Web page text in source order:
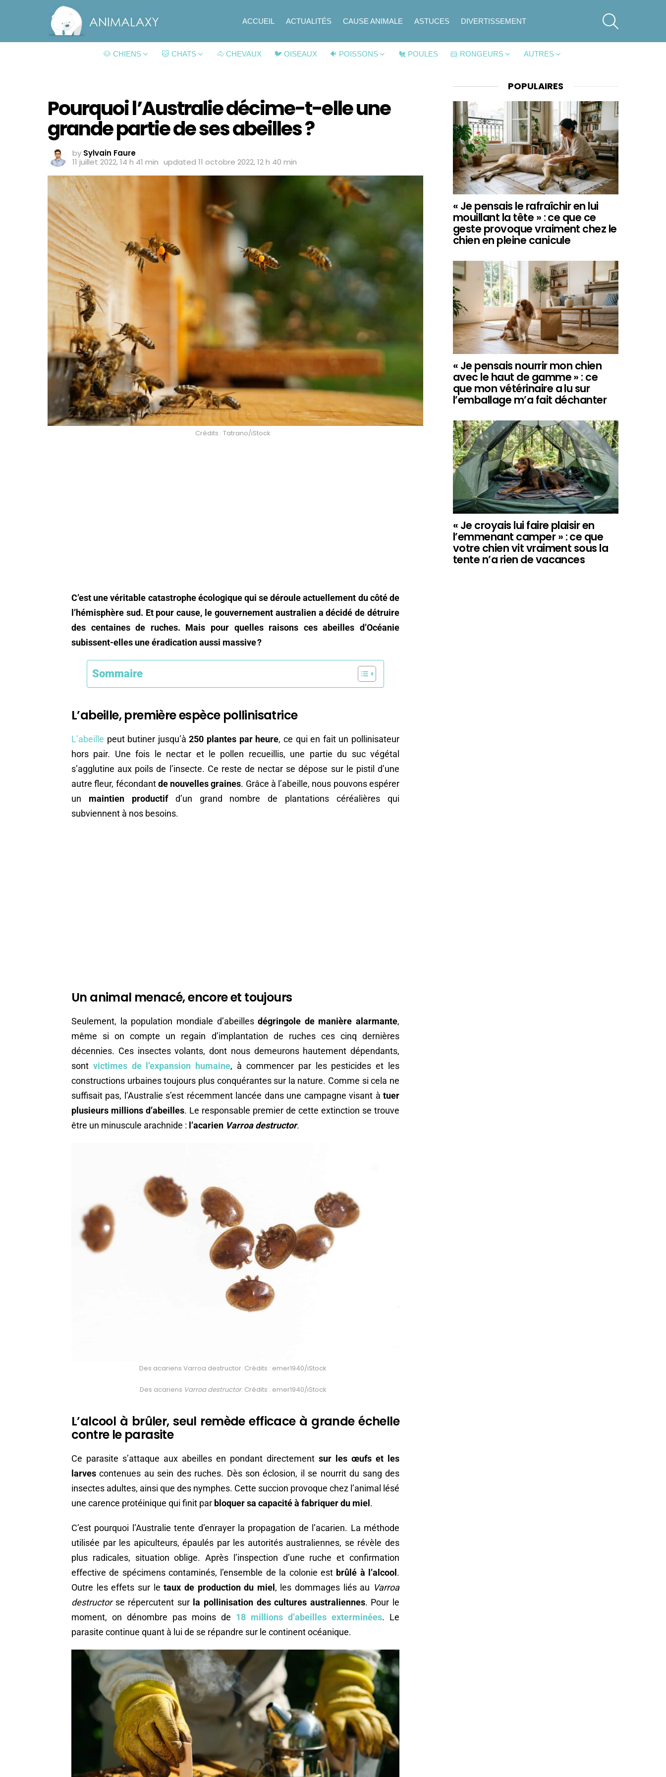
ACCUEIL ACTUALITÉS CAUSE ANIMALE ASTUCES DIVERTISSEMENT
🐶 CHIENS 🐱 CHATS 🐴 CHEVAUX 🐦 OISEAUX 🐠 POISSONS 🐔 POULES 🐹 RONGEURS AUTRES
Pourquoi l’Australie décime-t-elle une
grande partie de ses abeilles ?
by Sylvain Faure
11 juillet 2022, 14 h 41 min updated 11 octobre 2022, 12 h 40 min
Crédits : Tatrano/iStock
C’est une véritable catastrophe écologique qui se déroule actuellement du côté de
l’hémisphère sud. Et pour cause, le gouvernement australien a décidé de détruire
des centaines de ruches. Mais pour quelles raisons ces abeilles d’Océanie
subissent-elles une éradication aussi massive ?
Sommaire
L’abeille, première espèce pollinisatrice
L’abeille peut butiner jusqu’à250 plantes par heure, ce qui en fait un pollinisateur
hors pair. Une fois le nectar et le pollen recueillis, une partie du suc végétal
s’agglutine aux poils de l’insecte. Ce reste de nectar se dépose sur le pistil d’une
autre fleur, fécondantde nouvelles graines. Grâce à l’abeille, nous pouvons espérer
un maintien productifd’un grand nombre de plantations céréalières qui
subviennent à nos besoins.
Un animal menacé, encore et toujours
Seulement, la population mondiale d’abeillesdégringole de manière alarmante,
même si on compte un regain d’implantation de ruches ces cinq dernières
décennies. Ces insectes volants, dont nous demeurons hautement dépendants,
sont victimes de l’expansion humaine, à commencer par les pesticides et les
constructions urbaines toujours plus conquérantes sur la nature. Comme si cela ne
suffisait pas, l’Australie s’est récemment lancée dans une campagne visant à tuer
plusieurs millions d’abeilles. Le responsable premier de cette extinction se trouve
être un minuscule arachnide : l’acarien Varroa destructor.
Des acariens Varroa destructor. Crédits : emer1940/iStock
Des acariens Varroa destructor. Crédits : emer1940/iStock
L’alcool à brûler, seul remède efficace à grande échelle
contre le parasite
Ce parasite s’attaque aux abeilles en pondant directement sur les œufs et les
larves contenues au sein des ruches. Dès son éclosion, il se nourrit du sang des
insectes adultes, ainsi que des nymphes. Cette succion provoque chez l’animal lésé
une carence protéinique qui finit par bloquer sa capacité à fabriquer du miel.
C’est pourquoi l’Australie tente d’enrayer la propagation de l’acarien. La méthode
utilisée par les apiculteurs, épaulés par les autorités australiennes, se révèle des
plus radicales, situation oblige. Après l’inspection d’une ruche et confirmation
effective de spécimens contaminés, l’ensemble de la colonie est brûlé à l’alcool.
Outre les effets sur letaux de production du miel, les dommages liés au Varroa
destructorse répercutent sur la pollinisation des cultures australiennes. Pour le
moment, on dénombre pas moins de 18 millions d’abeilles exterminées. Le
parasite continue quant à lui de se répandre sur le continent océanique.
POPULAIRES
« Je pensais le rafraîchir en lui
mouillant la tête » : ce que ce
geste provoque vraiment chez le
chien en pleine canicule
« Je pensais nourrir mon chien
avec le haut de gamme » : ce
que mon vétérinaire a lu sur
l’emballage m’a fait déchanter
« Je croyais lui faire plaisir en
l’emmenant camper » : ce que
votre chien vit vraiment sous la
tente n’a rien de vacances